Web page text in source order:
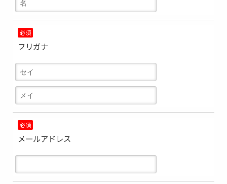
必須
フリガナ
必須
メールアドレス